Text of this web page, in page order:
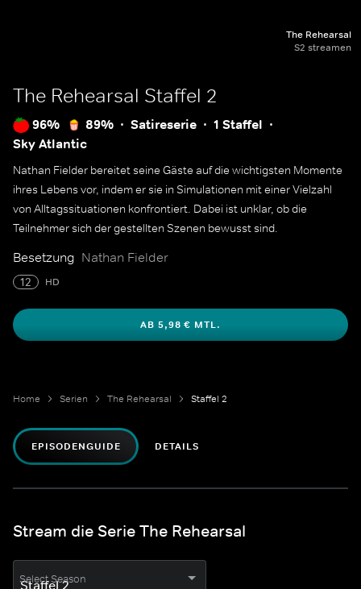
The Rehearsal
S2 streamen
The Rehearsal Staffel 2
96% 89% Satireserie
1 Staffel
Sky Atlantic
Nathan Fielder bereitet seine Gäste auf die wichtigsten Momente
ihres Lebens vor, indem er sie in Simulationen mit einer Vielzahl
von Alltagssituationen konfrontiert. Dabei ist unklar, ob die
Teilnehmer sich der gestellten Szenen bewusst sind.
Besetzung Nathan Fielder
12 HD
AB 5,98 € MTL.
Home Serien The Rehearsal Staffel 2
EPISODENGUIDE DETAILS
Stream die Serie The Rehearsal
Select Season